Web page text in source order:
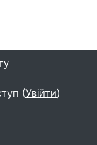
(Увійти)